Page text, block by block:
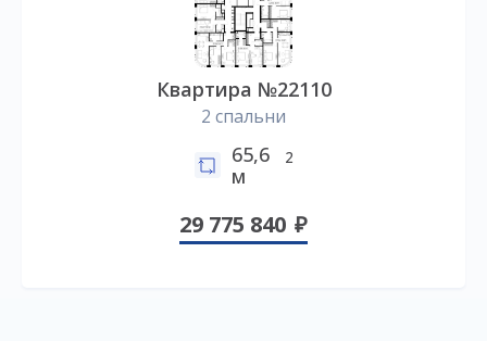
Квартира №22110
2 спальни
65,6
м
2
29 775 840